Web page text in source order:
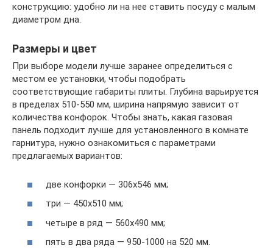
конструкцию: удобно ли на нее ставить посуду с малым
диаметром дна.
Размеры и цвет
При выборе модели лучше заранее определиться с
местом ее установки, чтобы подобрать
соответствующие габариты плиты. Глубина варьируется
в пределах 510-550 мм, ширина напрямую зависит от
количества конфорок. Чтобы знать, какая газовая
панель подходит лучше для установленного в комнате
гарнитура, нужно ознакомиться с параметрами
предлагаемых вариантов:
две конфорки — 306х546 мм;
три — 450х510 мм;
четыре в ряд — 560х490 мм;
пять в два ряда — 950-1000 на 520 мм.